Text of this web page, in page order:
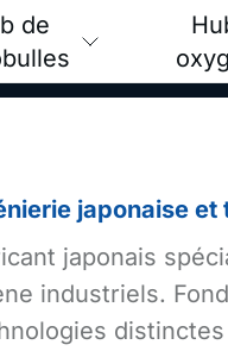
de
japonaise et
japonais
industriels.